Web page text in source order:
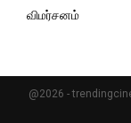
விமர்சனம்
@2026 -